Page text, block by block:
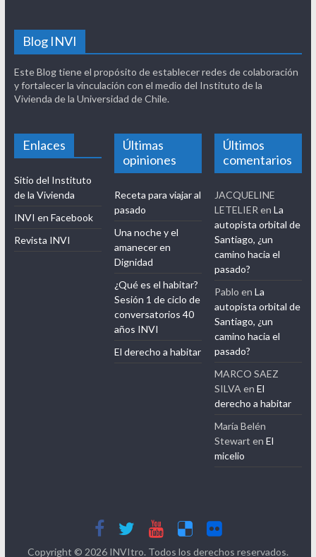
Blog INVI
Este Blog tiene el propósito de establecer redes de colaboración
y fortalecer la vinculación con el medio del Instituto de la
Vivienda de la Universidad de Chile.
Enlaces
Sitio del Instituto
de la Vivienda
INVI en Facebook
Revista INVI
Últimas
opiniones
Receta para viajar al
pasado
Una noche y el
amanecer en
Dignidad
¿Qué es el habitar?
Sesión 1 de ciclo de
conversatorios 40
años INVI
El derecho a habitar
Últimos
comentarios
JACQUELINE
LETELIER enLa
autopista orbital de
Santiago, ¿un
camino hacia el
pasado?
Pablo enLa
autopista orbital de
Santiago, ¿un
camino hacia el
pasado?
MARCO SAEZ
SILVA enEl
derecho a habitar
María Belén
Stewart enEl
micelio
Copyright © 2026 INVItro. Todos los derechos reservados.